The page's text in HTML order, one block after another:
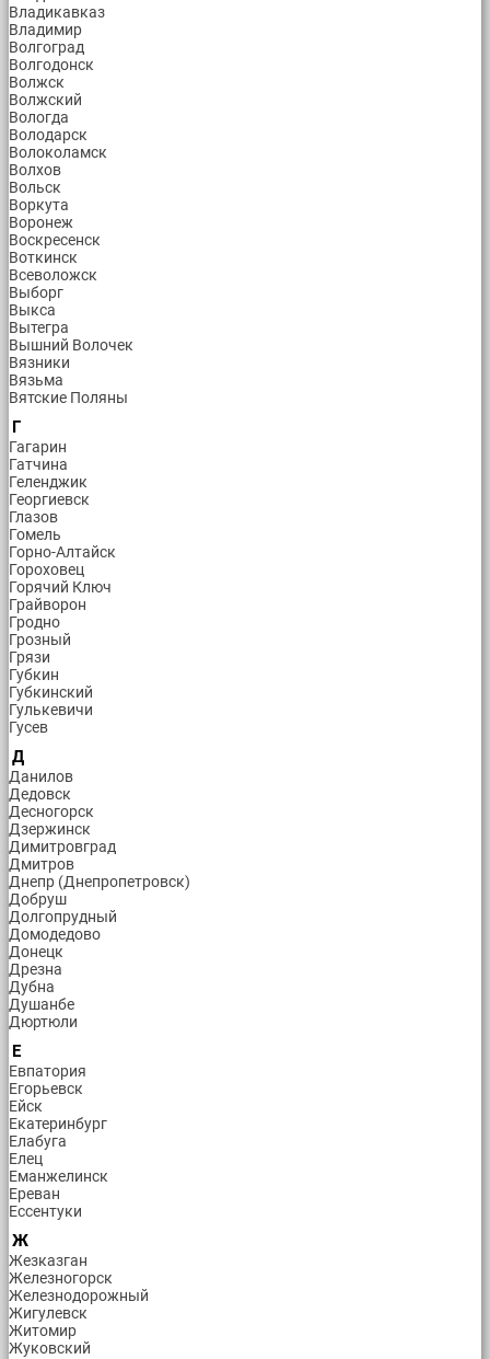
Владикавказ
Владимир
Волгоград
Волгодонск
Волжск
Волжский
Вологда
Володарск
Волоколамск
Волхов
Вольск
Воркута
Воронеж
Воскресенск
Воткинск
Всеволожск
Выборг
Выкса
Вытегра
Вышний Волочек
Вязники
Вязьма
Вятские Поляны
Г
Гагарин
Гатчина
Геленджик
Георгиевск
Глазов
Гомель
Горно-Алтайск
Гороховец
Горячий Ключ
Грайворон
Гродно
Грозный
Грязи
Губкин
Губкинский
Гулькевичи
Гусев
Д
Данилов
Дедовск
Десногорск
Дзержинск
Димитровград
Дмитров
Днепр (Днепропетровск)
Добруш
Долгопрудный
Домодедово
Донецк
Дрезна
Дубна
Душанбе
Дюртюли
Е
Евпатория
Егорьевск
Ейск
Екатеринбург
Елабуга
Елец
Еманжелинск
Ереван
Ессентуки
Ж
Жезказган
Железногорск
Железнодорожный
Жигулевск
Житомир
Жуковский